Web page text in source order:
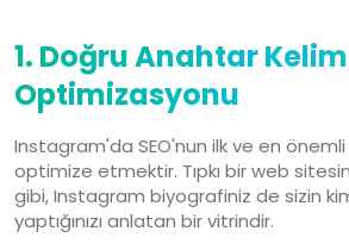
1. Doğru Anahtar
Optimizasyonu
Instagram'da SEO'nun ilk ve en önemli
optimize etmektir. Tıpkı bir web
gibi, Instagram biyografiniz de sizin
yaptığınızı anlatan bir vitrindir.